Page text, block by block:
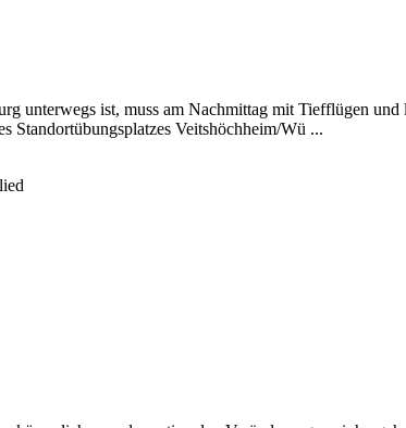
unterwegs ist, muss am Nachmittag mit Tiefflügen
Standortübungsplatzes Veitshöchheim/Wü ...